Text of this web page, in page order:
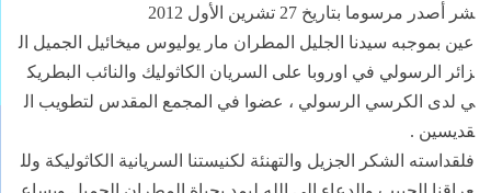
شر أصدر مرسوما بتاريخ تشرين الأول
عين بموجبه سيدنا الجليل المطران مار يوليوس ميخائيل الجميل ال
زائر الرسولي في اوروبا على السريان الكاثوليك والنائب البطريك
ي لدى الكرسي الرسولي ، عضوا في المجمع المقدس لتطويب ال
قديسين .
فلقداسته الشكر الجزيل والتهنئة لكنيستنا السريانية الكاثوليكة ولل